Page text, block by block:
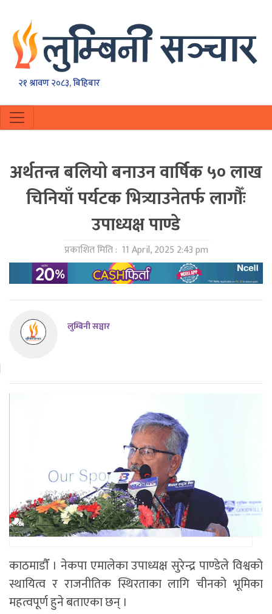
२१ श्रावण २०८३, बिहिबार
अर्थतन्त्र बलियो बनाउन वार्षिक ५० लाख
चिनियाँ पर्यटक भित्र्याउनेतर्फ लागौँः
उपाध्यक्ष पाण्डे
प्रकाशित मिति : 11 April, 2025 2:43 pm
लुम्बिनी सञ्चार
काठमाडाैँ । नेकपा एमालेका उपाध्यक्ष सुरेन्द्र पाण्डेले विश्वको
स्थायित्व र राजनीतिक स्थिरताका लागि चीनको भूमिका
महत्वपूर्ण हुने बताएका छन् ।